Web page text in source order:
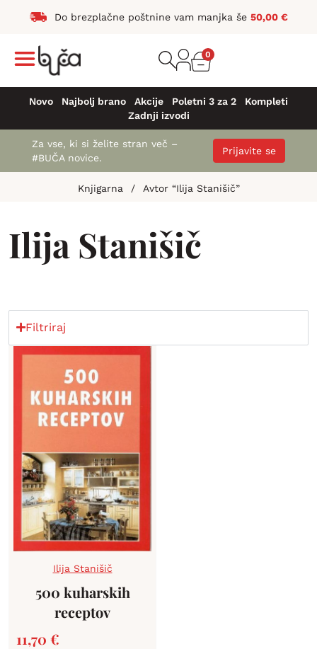
Do brezplačne poštnine vam manjka še 50,00 €
0
Novo Najbolj brano Akcije Poletni 3 za 2
Kompleti
Zadnji izvodi
Za vse, ki si želite stran več –
#BUČA novice.
Prijavite se
Knjigarna / Avtor “Ilija Stanišič”
Ilija Stanišič
Filtriraj
Ilija Stanišič
500 kuharskih
receptov
11,70 €